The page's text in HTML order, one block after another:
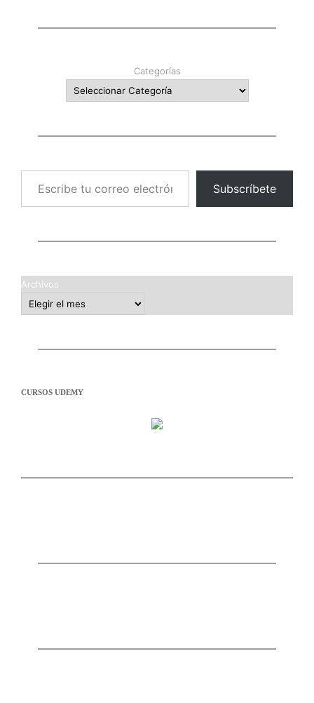
Categorías
Escribe tu correo electrónico…
Subscríbete
Archivos
CURSOS UDEMY